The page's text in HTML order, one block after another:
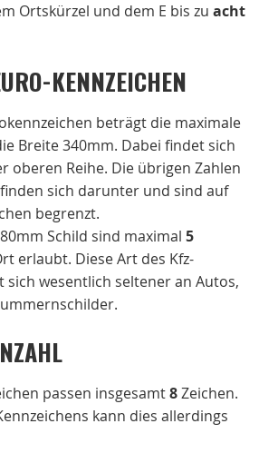
Ortskürzel und dem E bis zu acht
KENNZEICHEN
beträgt die maximale
Breite 340mm. Dabei findet sich
oberen Reihe. Die übrigen Zahlen
sich darunter und sind auf
begrenzt.
Schild sind maximal 5
erlaubt. Diese Art des Kfz-
sich wesentlich seltener an Autos,
passen insgesamt8Zeichen.
kann dies allerdings